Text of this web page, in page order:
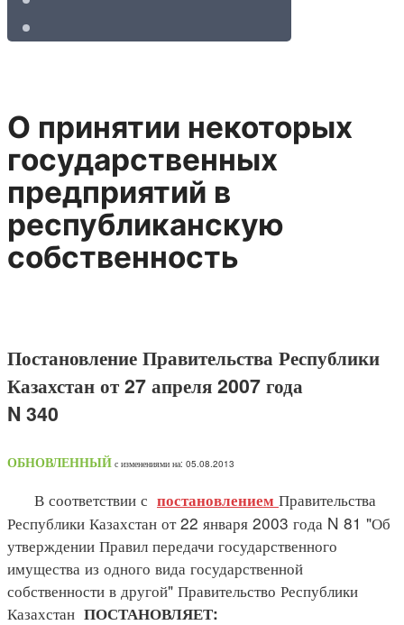
О принятии некоторых
государственных
предприятий в
республиканскую
собственность
Постановление Правительства Республики
Казахстан от 27 апреля 2007 года
N 340
ОБНОВЛЕННЫЙ с изменениями на: 05.08.2013
В соответствии с постановлением Правительства
Республики Казахстан от 22 января 2003 года N 81 "Об
утверждении Правил передачи государственного
имущества из одного вида государственной
собственности в другой" Правительство Республики
Казахстан ПОСТАНОВЛЯЕТ: